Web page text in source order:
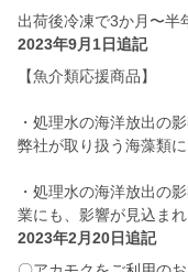
出荷後冷凍で3か月〜
2023年9月1日追記
【魚介類応援商品】
・処理水の海洋放出の
弊社が取り扱う海藻類
・処理水の海洋放出の
業にも、影響が見込まれ
2023年2月20日追記